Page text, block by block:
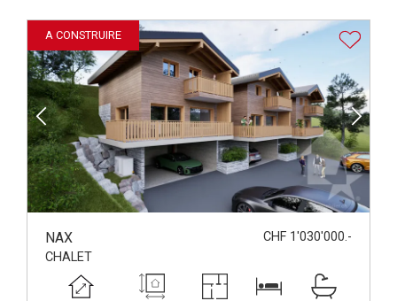
A CONSTRUIRE
NAX
CHF 1'030'000.-
CHALET